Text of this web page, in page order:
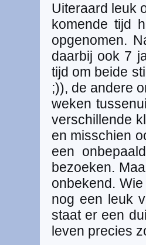
Uiteraard leuk
komende tijd
opgenomen.
daarbij ook 7
tijd om beide
;)), de andere
weken
verschillende
en misschien
een
bezoeken.
onbekend.
nog een leuk
staat er een
leven precies